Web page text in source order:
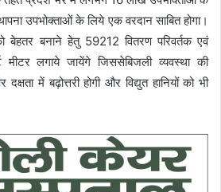
उपभोक्ताओं के लिये एक वरदान साबित होगा।
बेहतर बनाने हेतु 59212 वितरण परिवर्तक एवं
मीटर लगाये जायेंगे जिससेबिजली व्यवस्था की
में बढ़ोत्तरी होगी और विद्युत हानियों को भी